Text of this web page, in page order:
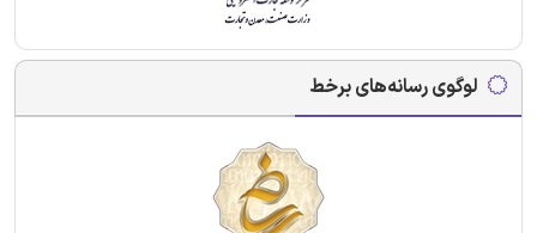
لوگوی رسانه‌های برخط